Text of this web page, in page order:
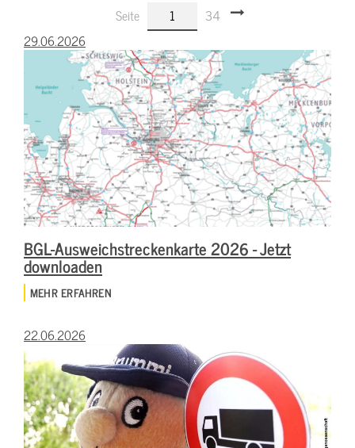
Seite 1
34
29.06.2026
BGL-Ausweichstreckenkarte 2026 - Jetzt
downloaden
MEHR ERFAHREN
22.06.2026